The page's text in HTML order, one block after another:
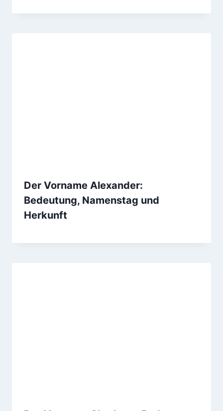
Der Vorname Alexander:
Bedeutung, Namenstag und
Herkunft